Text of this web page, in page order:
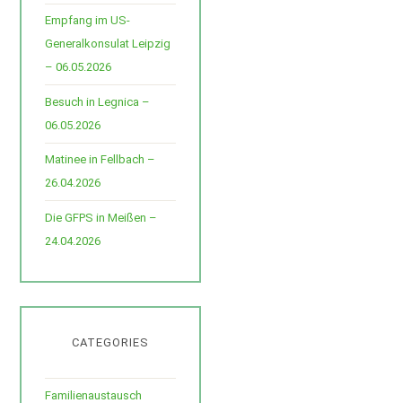
Empfang im US-
Generalkonsulat Leipzig
– 06.05.2026
Besuch in Legnica –
06.05.2026
Matinee in Fellbach –
26.04.2026
Die GFPS in Meißen –
24.04.2026
CATEGORIES
Familienaustausch